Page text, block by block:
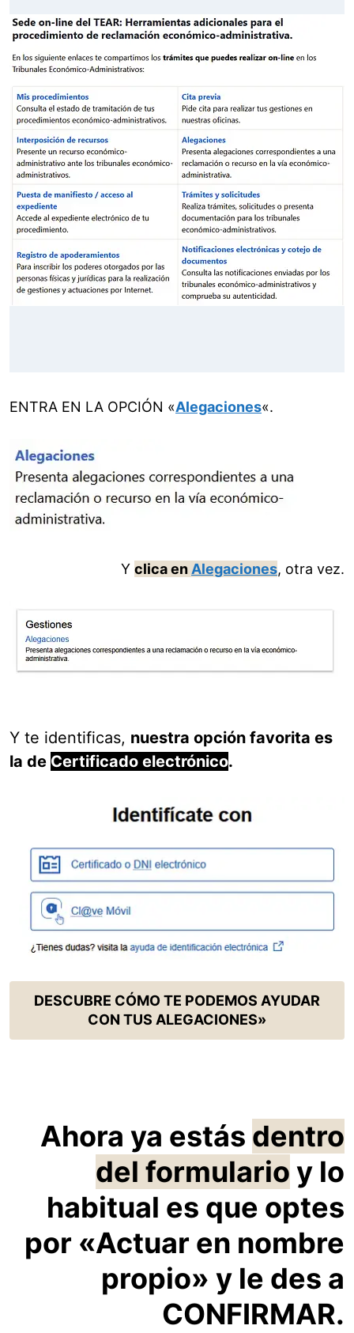
ENTRA EN LA OPCIÓN «Alegaciones«.
Y clica en Alegaciones, otra vez.
Y te identificas, nuestra opción favorita es
la de Certificado electrónico.
DESCUBRE CÓMO TE PODEMOS AYUDAR
CON TUS ALEGACIONES»
Ahora ya estás dentro
del formulario y lo
habitual es que optes
por «Actuar en nombre
propio» y le des a
CONFIRMAR.